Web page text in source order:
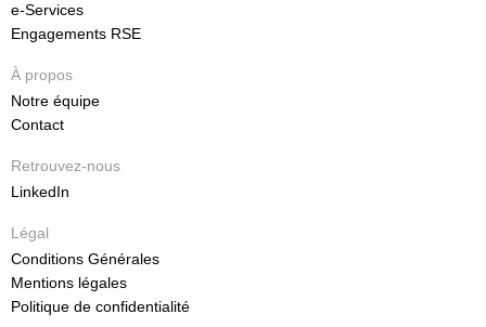
e-Services
Engagements RSE
À propos
Notre équipe
Contact
Retrouvez-nous
LinkedIn
Légal
Conditions Générales
Mentions légales
Politique de confidentialité